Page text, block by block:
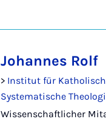
Johannes Rolf
> Institut für
Systematische
Wissenschaftlicher